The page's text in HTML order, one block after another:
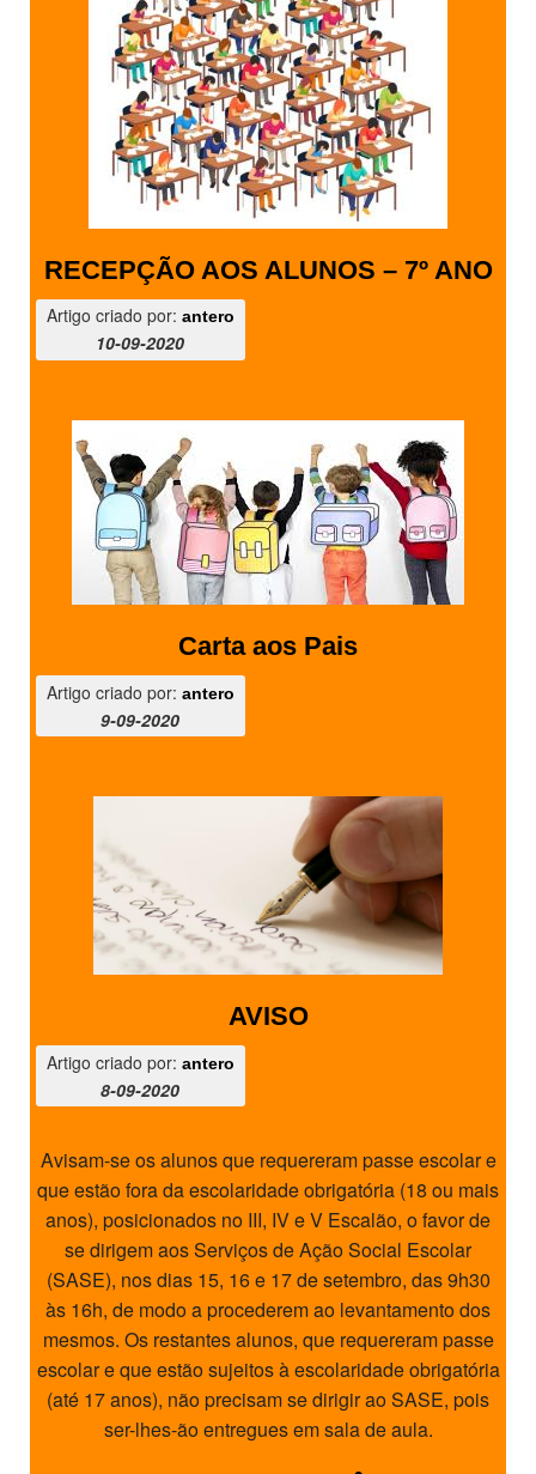
RECEPÇÃO AOS ALUNOS – 7º ANO
Artigo criado por: antero
10-09-2020
Carta aos Pais
Artigo criado por: antero
9-09-2020
AVISO
Artigo criado por: antero
8-09-2020
Avisam-se os alunos que requereram passe escolar e
que estão fora da escolaridade obrigatória (18 ou mais
anos), posicionados no III, IV e V Escalão, o favor de
se dirigem aos Serviços de Ação Social Escolar
(SASE), nos dias 15, 16 e 17 de setembro, das 9h30
às 16h, de modo a procederem ao levantamento dos
mesmos. Os restantes alunos, que requereram passe
escolar e que estão sujeitos à escolaridade obrigatória
(até 17 anos), não precisam se dirigir ao SASE, pois
ser-lhes-ão entregues em sala de aula.